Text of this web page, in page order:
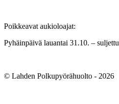
Poikkeavat aukioloajat:
Pyhäinpäivä lauantai 31.10. – suljettu
© Lahden Polkupyörähuolto - 2026